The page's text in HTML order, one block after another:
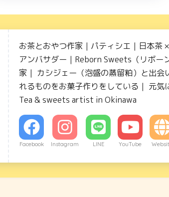
お茶とおやつ作家｜パティシエ｜日本茶
アンバサダー｜Reborn Sweets（リボー
家｜ カシジェー（泡盛の蒸留粕）と出会
れるものをお菓子作りをしている｜ 元気
Tea & sweets artist in Okinawa
Facebook Instagram LINE YouTube